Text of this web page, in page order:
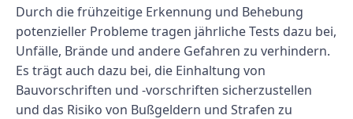
Durch die frühzeitige Erkennung und Behebung
potenzieller Probleme tragen jährliche Tests dazu bei,
Unfälle, Brände und andere Gefahren zu verhindern.
Es trägt auch dazu bei, die Einhaltung von
Bauvorschriften und -vorschriften sicherzustellen
und das Risiko von Bußgeldern und Strafen zu